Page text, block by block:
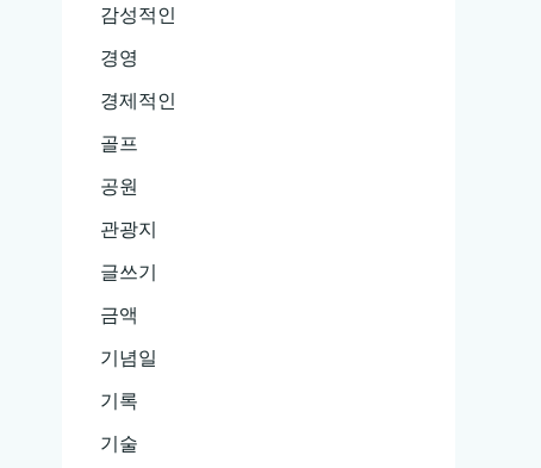
감성적인
경영
경제적인
골프
공원
관광지
글쓰기
금액
기념일
기록
기술